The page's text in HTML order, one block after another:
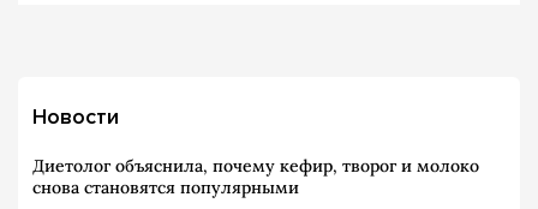
Новости
Диетолог объяснила, почему кефир, творог и молоко
снова становятся популярными